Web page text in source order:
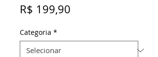
R$ 199,90
Categoria *